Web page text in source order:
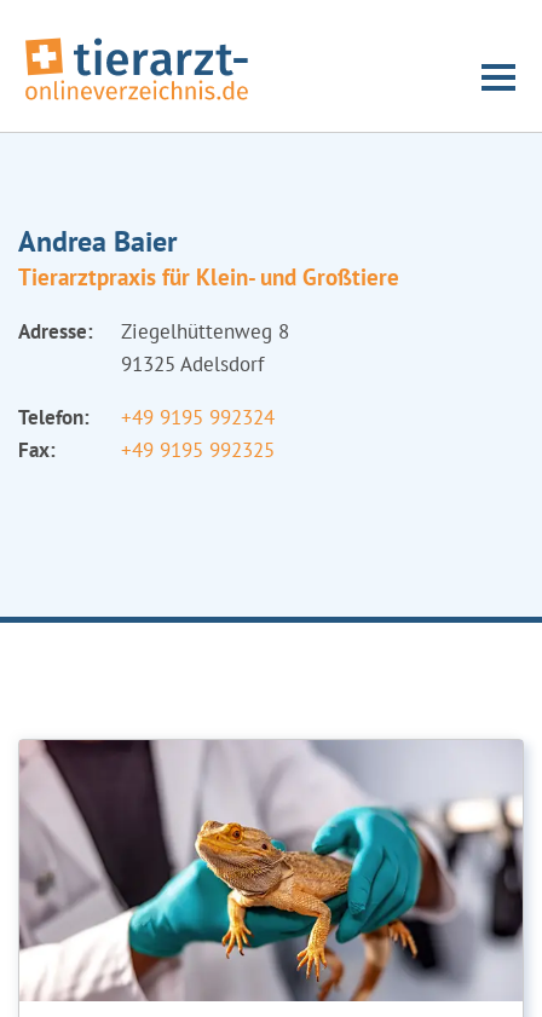
Andrea Baier
Tierarztpraxis für Klein- und Großtiere
Adresse:
Ziegelhüttenweg 8
91325 Adelsdorf
Telefon:
+49 9195 992324
Fax:
+49 9195 992325